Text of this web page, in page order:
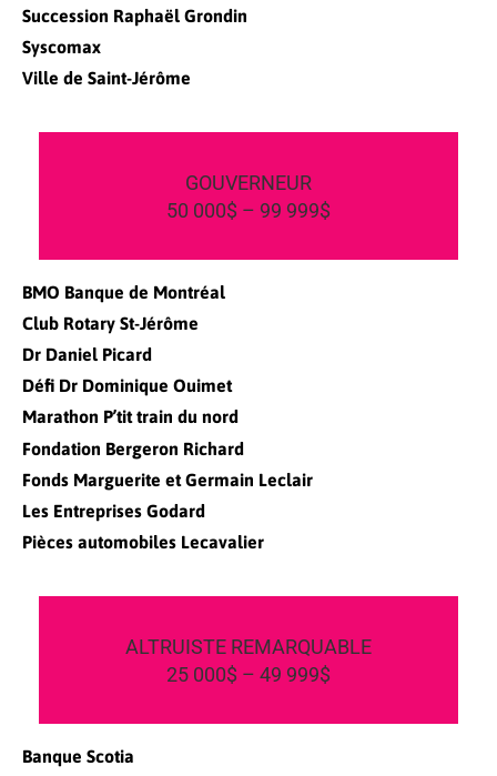
Succession Raphaël Grondin
Syscomax
Ville de Saint-Jérôme
GOUVERNEUR
50 000$ – 99 999$
BMO Banque de Montréal
Club Rotary St-Jérôme
Dr Daniel Picard
Défi Dr Dominique Ouimet
Marathon P’tit train du nord
Fondation Bergeron Richard
Fonds Marguerite et Germain Leclair
Les Entreprises Godard
Pièces automobiles Lecavalier
ALTRUISTE REMARQUABLE
25 000$ – 49 999$
Banque Scotia